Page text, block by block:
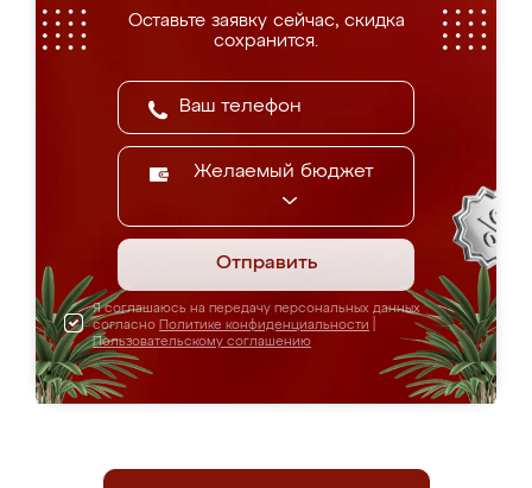
Оставьте заявку сейчас, скидка
сохранится.
Желаемый бюджет
Отправить
Я соглашаюсь на передачу персональных данных
согласно Политике конфиденциальности
Пользовательскому соглашению